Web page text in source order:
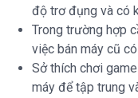
độ trơ đụng và có
Trong trường hợp
việc bán máy cũ
Sở thích chơi
máy để tập trung